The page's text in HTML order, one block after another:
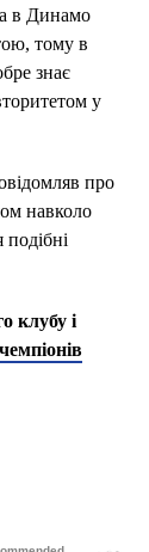
в Динамо
тому в
знає
у
про
навколо
клубу і